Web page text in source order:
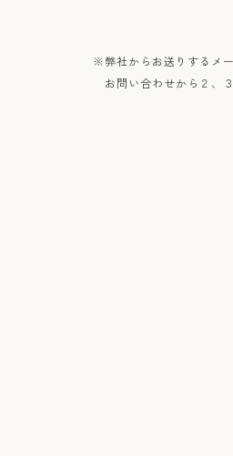
※弊社からお送りするメ
お問い合わせから２、